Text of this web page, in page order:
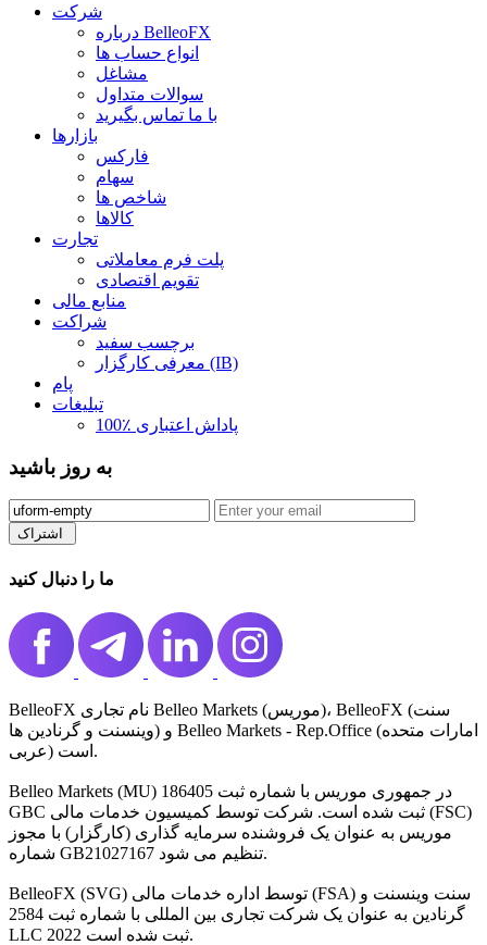
شرکت
درباره BelleoFX
انواع حساب ها
مشاغل
سوالات متداول
با ما تماس بگیرید
بازارها
فارکس
سهام
شاخص ها
کالاها
تجارت
پلت فرم معاملاتی
تقویم اقتصادی
منابع مالی
شراکت
برچسب سفید
معرفی کارگزار (IB)
پام
تبلیغات
100٪ پاداش اعتباری
به روز باشید
ما را دنبال کنید
BelleoFX نام تجاری Belleo Markets (موریس)، BelleoFX (سنت
وینسنت و گرنادین ها) و Belleo Markets - Rep.Office (امارات متحده
عربی) است.
Belleo Markets (MU) در جمهوری موریس با شماره ثبت 186405
GBC ثبت شده است. شرکت توسط کمیسیون خدمات مالی (FSC)
موریس به عنوان یک فروشنده سرمایه گذاری (کارگزار) با مجوز
شماره GB21027167 تنظیم می شود.
BelleoFX (SVG) توسط اداره خدمات مالی (FSA) سنت وینسنت و
گرنادین به عنوان یک شرکت تجاری بین المللی با شماره ثبت 2584
LLC 2022 ثبت شده است.